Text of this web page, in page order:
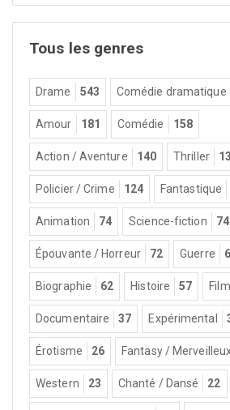
Tous les genres
Drame 543 Comédie dramatique
Amour 181 Comédie 158
Action / Aventure 140 Thriller
Policier / Crime 124 Fantastique
Animation 74 Science-fiction 74
Épouvante / Horreur 72 Guerre
Biographie 62 Histoire 57
Documentaire 37 Expérimental
Érotisme 26 Fantasy /
Western 23 Chanté / Dansé 22